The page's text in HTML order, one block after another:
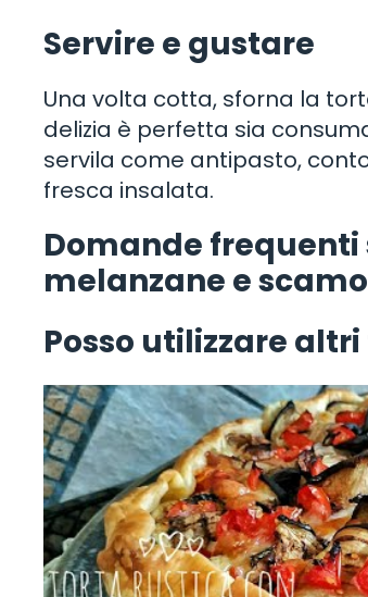
Servire e gustare
Una volta cotta, sforna la
delizia è perfetta sia
servila come antipasto,
fresca insalata.
Domande
melanzane e
Posso utilizzare